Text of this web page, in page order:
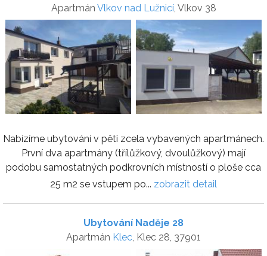
Apartmán Vlkov nad Lužnicí, Vlkov 38
Nabízíme ubytování v pěti zcela vybavených apartmánech.
První dva apartmány (třílůžkový, dvoulůžkový) mají
podobu samostatných podkrovních místností o ploše cca
25 m2 se vstupem po... zobrazit detail
Ubytování Naděje 28
Apartmán Klec, Klec 28, 37901